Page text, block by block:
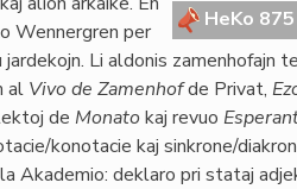
HeKo
Wennergren per
Li aldonis zamenhofajn
al Vivo de Zamenhofde Privat,
de Monatokaj revuo
konotacie kaj sinkrone/
Akademio: deklaro pri stataj